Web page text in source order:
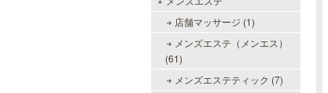
店舗マッサージ (1)
メンズエステ（メンエス）
(61)
メンズエステティック (7)